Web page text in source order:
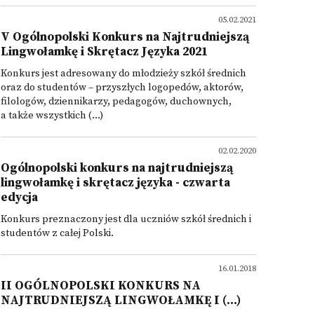
05.02.2021
V Ogólnopolski Konkurs na Najtrudniejszą
Lingwołamkę i Skrętacz Języka 2021
Konkurs jest adresowany do młodzieży szkół średnich
oraz do studentów – przyszłych logopedów, aktorów,
filologów, dziennikarzy, pedagogów, duchownych,
a także wszystkich (...)
02.02.2020
Ogólnopolski konkurs na najtrudniejszą
lingwołamkę i skrętacz języka - czwarta
edycja
Konkurs preznaczony jest dla uczniów szkół średnich i
studentów z całej Polski.
16.01.2018
II OGÓLNOPOLSKI KONKURS NA
NAJTRUDNIEJSZĄ LINGWOŁAMKĘ I (...)